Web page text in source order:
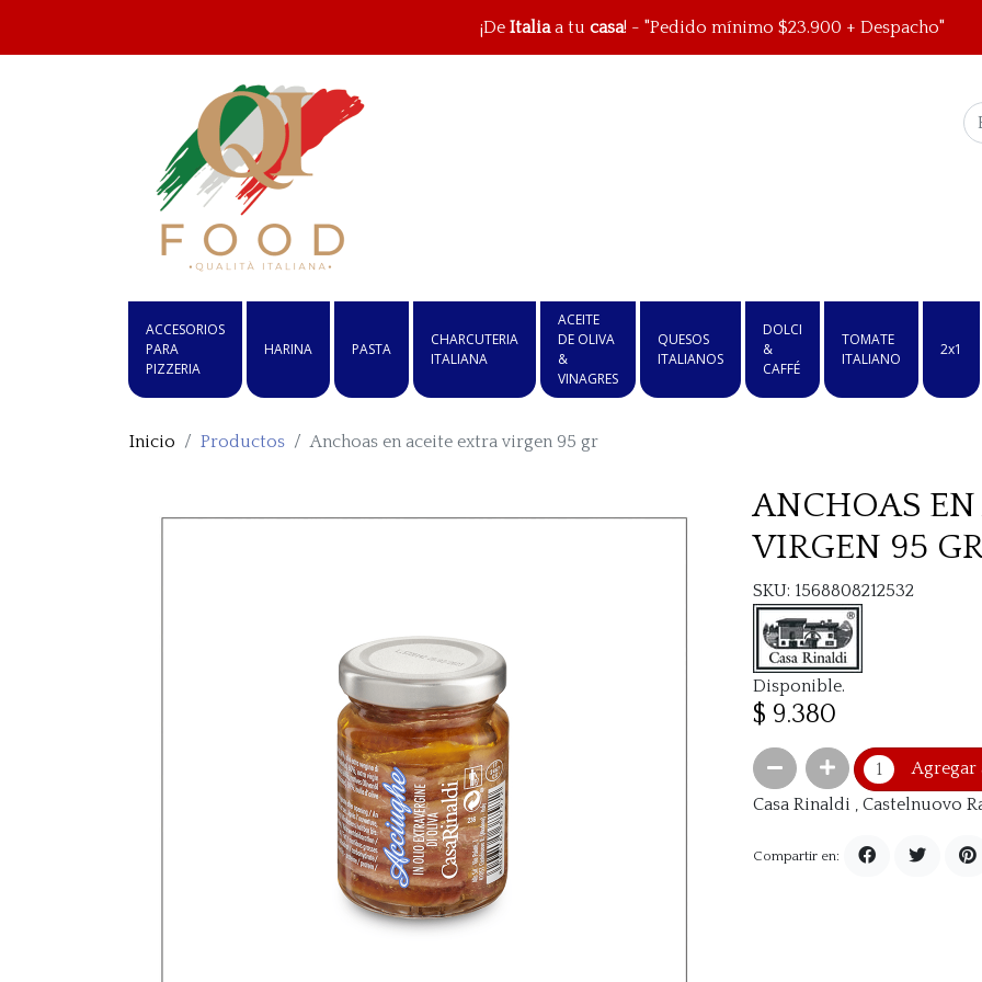
¡De Italiaa tu casa! - "Pedido mínimo $23.900 + Despacho"
ACCESORIOS
PARA
PIZZERIA
HARINA PASTA
CHARCUTERIA
ITALIANA
ACEITE
DE OLIVA
&
VINAGRES
QUESOS
ITALIANOS
DOLCI
&
CAFFÉ
TOMATE
ITALIANO
2x1
Inicio Productos Anchoas en aceite extra virgen 95 gr
ANCHOAS
VIRGEN 95
SKU: 1568808212532
Disponible.
$ 9.380
Agregar
Casa Rinaldi , Castelnuovo
Compartir en: